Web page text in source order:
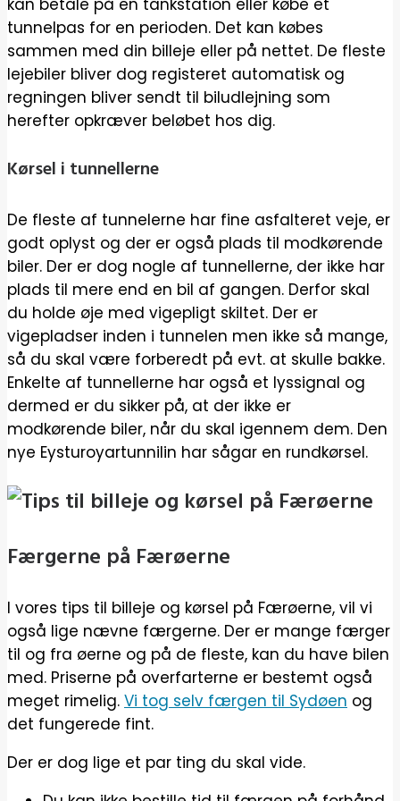
tunnelpas for en perioden. Det kan købes
sammen med din billeje eller på nettet. De fleste
lejebiler bliver dog registeret automatisk og
regningen bliver sendt til biludlejning som
herefter opkræver beløbet hos dig.
Kørsel i tunnellerne
De fleste af tunnelerne har fine asfalteret veje, er
godt oplyst og der er også plads til modkørende
biler. Der er dog nogle af tunnellerne, der ikke har
plads til mere end en bil af gangen. Derfor skal
du holde øje med vigepligt skiltet. Der er
vigepladser inden i tunnelen men ikke så mange,
så du skal være forberedt på evt. at skulle bakke.
Enkelte af tunnellerne har også et lyssignal og
dermed er du sikker på, at der ikke er
modkørende biler, når du skal igennem dem. Den
nye Eysturoyartunnilin har sågar en rundkørsel.
Færgerne på Færøerne
I vores tips til billeje og kørsel på Færøerne, vil vi
også lige nævne færgerne. Der er mange færger
til og fra øerne og på de fleste, kan du have bilen
med. Priserne på overfarterne er bestemt også
meget rimelig. Vi tog selv færgen til Sydøen og
det fungerede fint.
Der er dog lige et par ting du skal vide.